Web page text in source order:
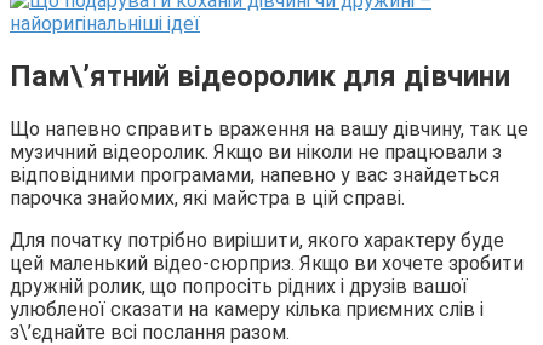
Пам\’ятний відеоролик для дівчини
Що напевно справить враження на вашу дівчину, так це
музичний відеоролик. Якщо ви ніколи не працювали з
відповідними програмами, напевно у вас знайдеться
парочка знайомих, які майстра в цій справі.
Для початку потрібно вирішити, якого характеру буде
цей маленький відео-сюрприз. Якщо ви хочете зробити
дружній ролик, що попросіть рідних і друзів вашої
улюбленої сказати на камеру кілька приємних слів і
з\’єднайте всі послання разом.